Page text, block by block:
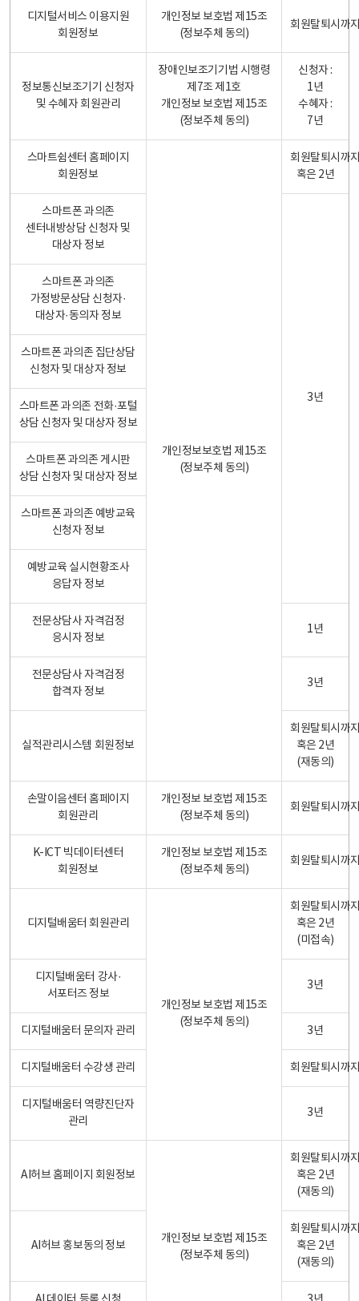
디지털서비스 이용지원
회원정보
개인정보 보호법 제15조
(정보주체 동의)
회원탈퇴시까
정보통신보조기기 신청자
및 수혜자 회원관리
장애인보조기기법 시행령
제7조 제1호
개인정보 보호법 제15조
(정보주체 동의)
신청자 :
1년
수혜자 :
7년
스마트쉼센터 홈페이지
회원정보
개인정보보호법 제15조
(정보주체 동의)
회원탈퇴시까
혹은 2년
스마트폰 과의존
센터내방상담 신청자 및
대상자 정보
3년
스마트폰 과의존
가정방문상담 신청자·
대상자·동의자 정보
스마트폰 과의존 집단상담
신청자 및 대상자 정보
스마트폰 과의존 전화·포털
상담 신청자 및 대상자 정보
스마트폰 과의존 게시판
상담 신청자 및 대상자 정보
스마트폰 과의존 예방교육
신청자 정보
예방교육 실시현황조사
응답자 정보
전문상담사 자격검정
응시자 정보
1년
전문상담사 자격검정
합격자 정보
3년
실적관리시스템 회원정보
회원탈퇴시까
혹은 2년
(재동의)
손말이음센터 홈페이지
회원관리
개인정보 보호법 제15조
(정보주체 동의)
회원탈퇴시까
K-ICT 빅데이터센터
회원정보
개인정보 보호법 제15조
(정보주체 동의)
회원탈퇴시까
디지털배움터 회원관리
개인정보 보호법 제15조
(정보주체 동의)
회원탈퇴시까
혹은 2년
(미접속)
디지털배움터 강사·
서포터즈 정보
3년
디지털배움터 문의자 관리 3년
디지털배움터 수강생 관리 회원탈퇴시까
디지털배움터 역량진단자
관리
3년
AI허브 홈페이지 회원정보
개인정보 보호법 제15조
(정보주체 동의)
회원탈퇴시까
혹은 2년
(재동의)
AI허브 홍보동의 정보
회원탈퇴시까
혹은 2년
(재동의)